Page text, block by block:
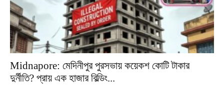
Midnapore: মেদিনীপুর পুরসভায় কয়েকশ কোটি টাকার
দুর্নীতি? প্রায় এক হাজার বিল্ডিং...